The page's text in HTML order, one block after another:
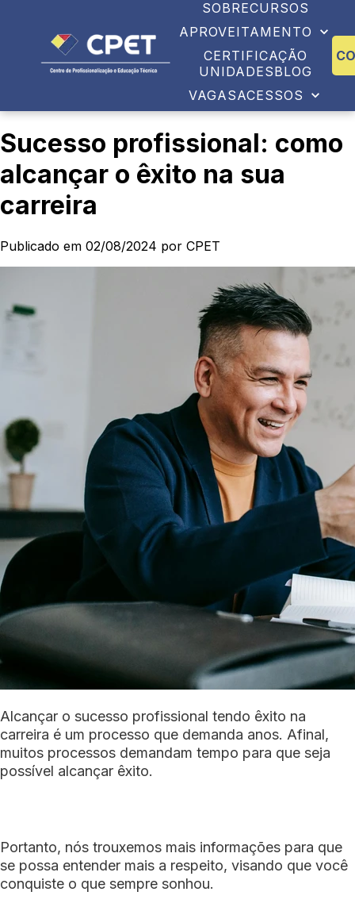
SOBRECURSOS
APROVEITAMENTO
CERTIFICAÇÃO
UNIDADESBLOG
VAGASACESSOS
Sucesso profissional: como
alcançar o êxito na sua
carreira
Publicado em 02/08/2024 por CPET
Alcançar o sucesso profissional tendo êxito na
carreira é um processo que demanda anos. Afinal,
muitos processos demandam tempo para que seja
possível alcançar êxito.
Portanto, nós trouxemos mais informações para que
se possa entender mais a respeito, visando que você
conquiste o que sempre sonhou.